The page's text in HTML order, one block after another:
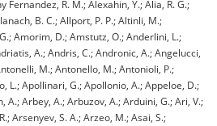
Fernandez, R. M.; Alexahin, Y.; Alia, R. G.;
B. C.; Allport, P. P.; Altinli, M.;
Amorim, D.; Amstutz, O.; Anderlini, L.;
A.; Andris, C.; Andronic, A.; Angelucci,
M.; Antonello, M.; Antonioli, P.;
L.; Apollinari, G.; Apollonio, A.; Appeloe, D.;
A.; Arbey, A.; Arbuzov, A.; Arduini, G.; Ari, V.;
Arsenyev, S. A.; Arzeo, M.; Asai, S.;